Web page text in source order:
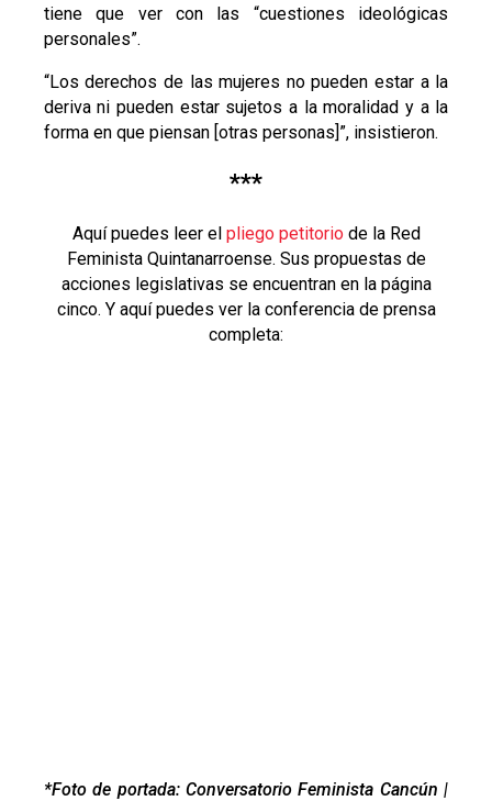
tiene que ver con las “cuestiones ideológicas
personales”.
“Los derechos de las mujeres no pueden estar a la
deriva ni pueden estar sujetos a la moralidad y a la
forma en que piensan [otras personas]”, insistieron.
***
Aquí puedes leer el pliego petitorio de la Red
Feminista Quintanarroense. Sus propuestas de
acciones legislativas se encuentran en la página
cinco. Y aquí puedes ver la conferencia de prensa
completa:
*Foto de portada: Conversatorio Feminista Cancún |